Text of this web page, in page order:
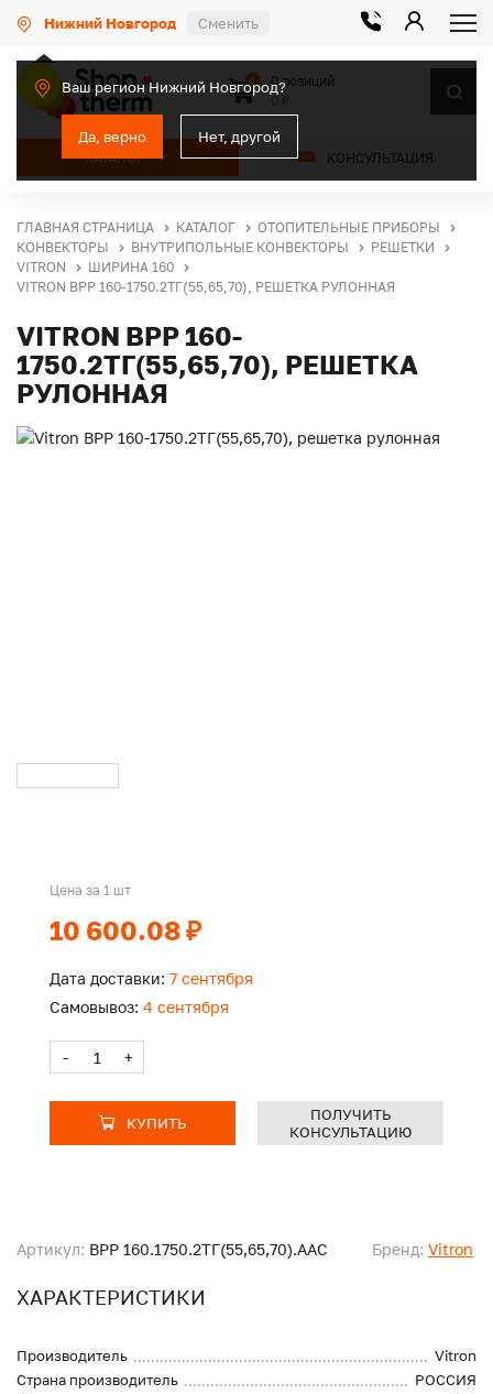
Нижний Новгород Сменить
Ваш регион Нижний Новгород?
Да, верно Нет, другой
КАТАЛОГ КОНСУЛЬТАЦИЯ
0
0 позиций
ГЛАВНАЯ СТРАНИЦА КАТАЛОГ
ОТОПИТЕЛЬНЫЕ ПРИБОРЫ
КОНВЕКТОРЫ
ВНУТРИПОЛЬНЫЕ КОНВЕКТОРЫ
РЕШЕТКИ
VITRON
ШИРИНА 160
VITRON ВРР 160-1750.2ТГ(55,65,70), РЕШЕТКА РУЛОННАЯ
VITRON ВРР 160-
1750.2ТГ(55,65,70), РЕШЕТКА
РУЛОННАЯ
Артикул: ВРР 160.1750.2ТГ(55,65,70).ААС Бренд: Vitron
ХАРАКТЕРИСТИКИ
Производитель
Vitron
Страна производитель
РОССИЯ
Цена за 1 шт
10 600.08 ₽
Дата доставки: 7 сентября
Самовывоз: 4 сентября
- +
КУПИТЬ
ПОЛУЧИТЬ
КОНСУЛЬТАЦИЮ